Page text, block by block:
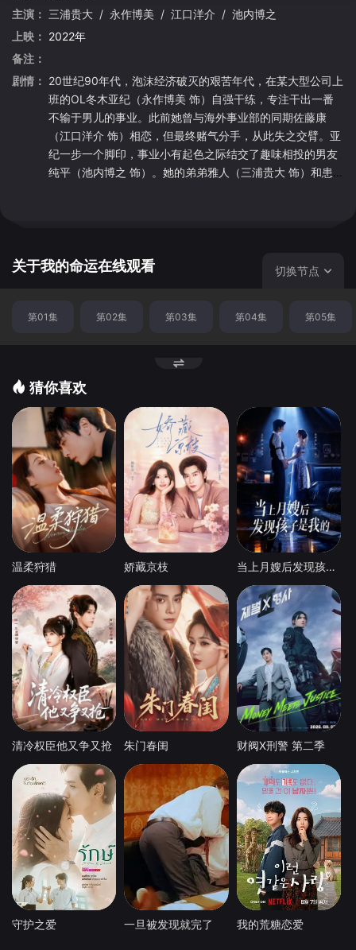
主演： 三浦贵大 / 永作博美 / 江口洋介 / 池内博之
上映： 2022年
备注：
剧情： 20世纪90年代，泡沫经济破灭的艰苦年代，在某大型公司上
班的OL冬木亚纪（永作博美 饰）自强干练，专注干出一番
不输于男儿的事业。此前她曾与海外事业部的同期佐藤康
（江口洋介 饰）相恋，但最终赌气分手，从此失之交臂。亚
纪一步一个脚印，事业小有起色之际结交了趣味相投的男友
纯平（池内博之 饰）。她的弟弟雅人（三浦贵大 饰）和患有
难牵手。爱如此之美，又如此易碎易失…… 本片根据白石一
关于我的命运在线观看 切换节点
第01集 第02集 第03集 第04集 第05集
猜你喜欢
温柔狩猎 娇藏京枝 当上月嫂后发现孩子是我的
清冷权臣他又争又抢 朱门春闺 财阀X刑警 第二季
守护之爱 一旦被发现就完了 我的荒糖恋爱